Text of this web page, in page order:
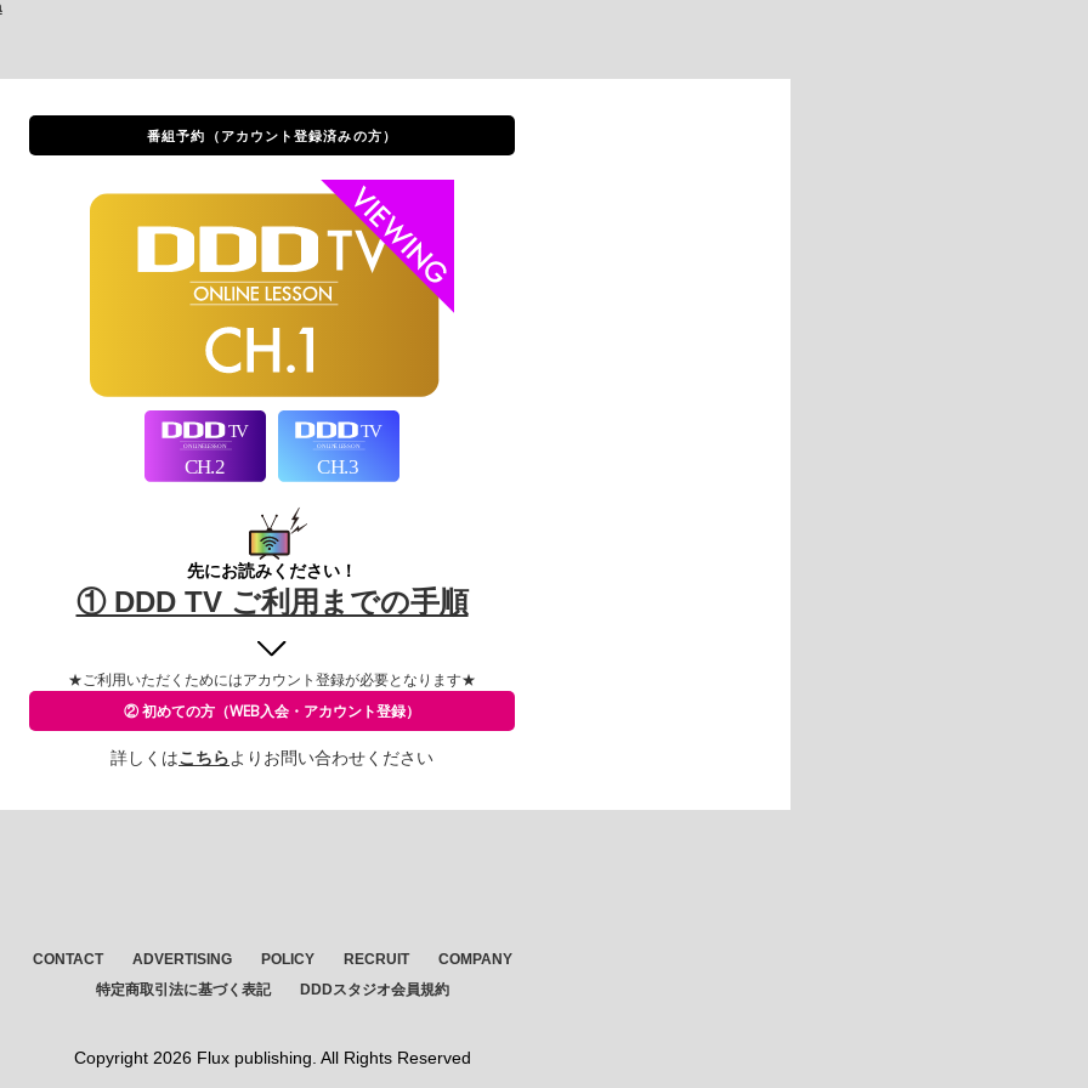
番組予約 （アカウント登録済みの方）
先にお読みください！
① DDD TV ご利用までの手順
★ご利用いただくためにはアカウント登録が必要となります★
② 初めての方 （WEB入会・アカウント登録）
詳しくはこちらよりお問い合わせください
CONTACT ADVERTISING POLICY RECRUIT
COMPANY
特定商取引法に基づく表記
DDDスタジオ会員規約
Copyright 2026 Flux publishing. All Rights Reserved